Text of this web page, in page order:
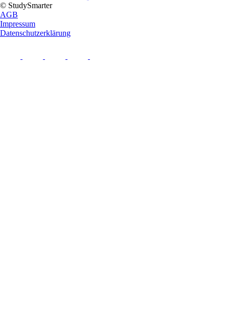
© StudySmarter
AGB
Impressum
Datenschutzerklärung